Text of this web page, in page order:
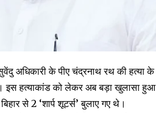
अधिकारी के पीए चंद्रनाथ रथ की हत्या के
इस हत्याकांड को लेकर अब बड़ा खुलासा हुआ
से 2 ‘शार्प शूटर्स’ बुलाए गए थे।